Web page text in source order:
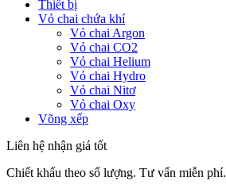
Thiết bị
Vỏ chai chứa khí
Vỏ chai Argon
Vỏ chai CO2
Vỏ chai Helium
Vỏ chai Hydro
Vỏ chai Nitơ
Vỏ chai Oxy
Võng xếp
Liên hệ nhận giá tốt
Chiết khấu theo số lượng. Tư vấn miễn phí.